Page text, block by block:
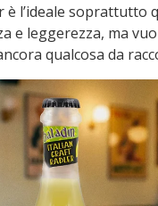
è l’ideale soprattutto
e leggerezza, ma
qualcosa da